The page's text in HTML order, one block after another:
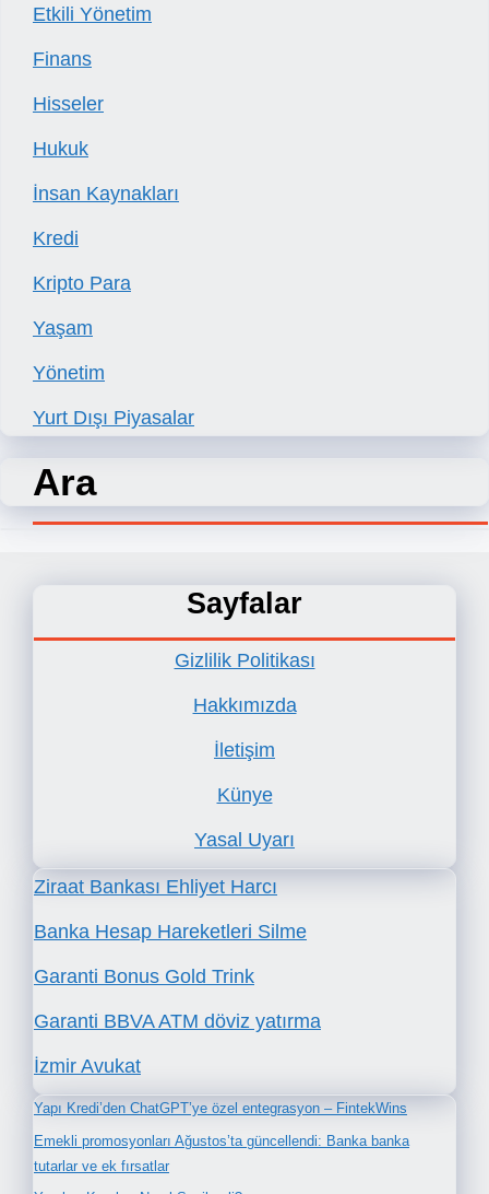
Etkili Yönetim
Finans
Hisseler
Hukuk
İnsan Kaynakları
Kredi
Kripto Para
Yaşam
Yönetim
Yurt Dışı Piyasalar
Ara
Sayfalar
Gizlilik Politikası
Hakkımızda
İletişim
Künye
Yasal Uyarı
Ziraat Bankası Ehliyet Harcı
Banka Hesap Hareketleri Silme
Garanti Bonus Gold Trink
Garanti BBVA ATM döviz yatırma
İzmir Avukat
Yapı Kredi’den ChatGPT’ye özel entegrasyon – FintekWins
Emekli promosyonları Ağustos’ta güncellendi: Banka banka
tutarlar ve ek fırsatlar